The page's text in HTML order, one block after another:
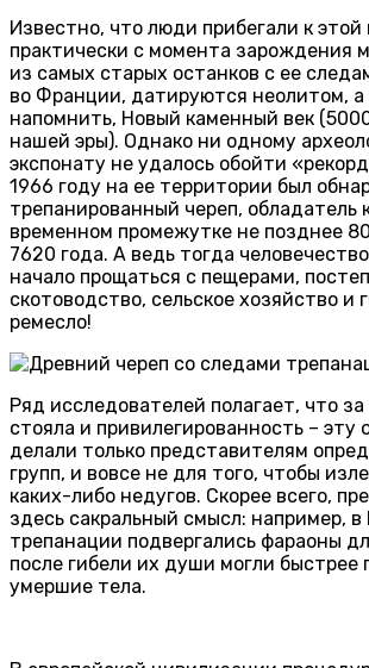
Известно, что люди прибегали к этой
практически с момента зарождения
из самых старых останков с ее
во Франции, датируются неолитом, а
напомнить, Новый каменный век
нашей эры). Однако ни одному
экспонату не удалось обойти
1966 году на ее территории был
трепанированный череп, обладатель
временном промежутке не позднее
7620 года. А ведь тогда
начало прощаться с пещерами,
скотоводство, сельское хозяйство и
ремесло!
Ряд исследователей полагает, что
стояла и привилегированность – эту
делали только представителям
групп, и вовсе не для того, чтобы
каких-либо недугов. Скорее всего,
здесь сакральный смысл: например, в
трепанации подвергались фараоны
после гибели их души могли быстрее
умершие тела.